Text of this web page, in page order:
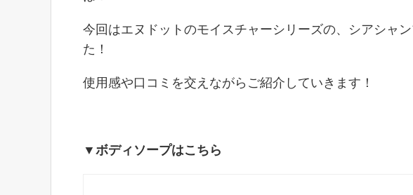
今回はエヌドットのモイスチャーシリーズの、シアシャ
た！
使用感や口コミを交えながらご紹介していきます！
▼ボディソープはこちら